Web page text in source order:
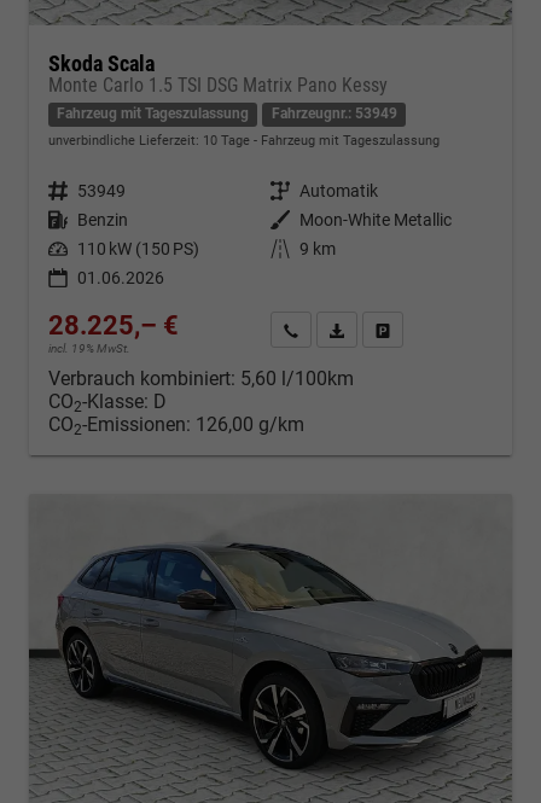
Skoda Scala
Monte Carlo 1.5 TSI DSG Matrix Pano Kessy
Fahrzeug mit Tageszulassung Fahrzeugnr.: 53949
unverbindliche Lieferzeit: 10 Tage Fahrzeug mit Tageszulassung
Fahrzeugnr. 53949 Getriebe Automatik
Kraftstoff Benzin Außenfarbe
Moon-White Metallic
Leistung 110 kW (150 PS) Kilometerstand 9 km
01.06.2026
28.225,– €
incl. 19% MwSt.
Kontakt & Angebot anfordern
PDF-Datei, Fahrzeugexposé
Verbrauch kombiniert: 5,60 l/100km
CO2-Klasse: D
CO2-Emissionen: 126,00 g/km